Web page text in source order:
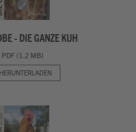
- DIE GANZE KUH
PDF (1.2 MB)
HERUNTERLADEN